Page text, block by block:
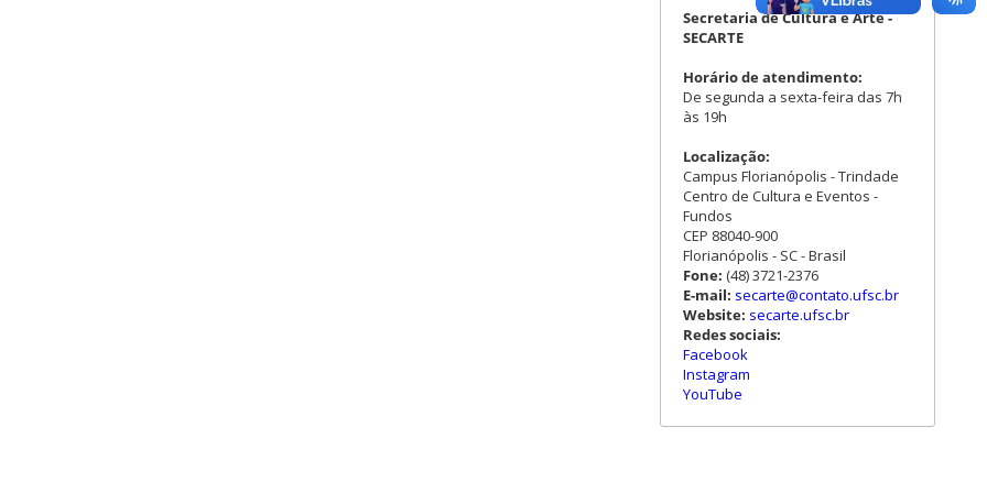
Secretaria de Cultura e Arte -
SECARTE
Horário de atendimento:
De segunda a sexta-feira das 7h
às 19h
Localização:
Campus Florianópolis - Trindade
Centro de Cultura e Eventos -
Fundos
CEP 88040-900
Florianópolis - SC - Brasil
Fone: (48) 3721-2376
E-mail: secarte@contato.ufsc.br
Website: secarte.ufsc.br
Redes sociais:
Facebook
Instagram
YouTube